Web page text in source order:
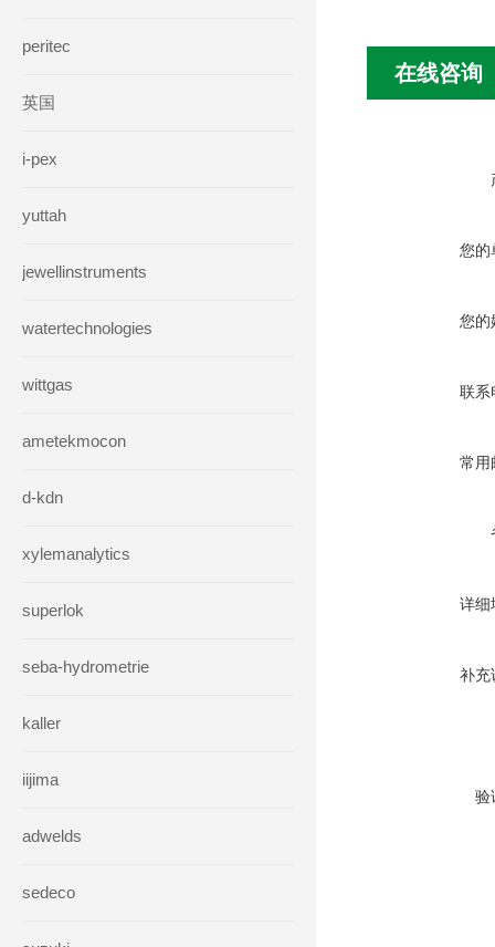
peritec
英国
i-pex
yuttah
jewellinstruments
watertechnologies
wittgas
ametekmocon
d-kdn
xylemanalytics
superlok
seba-hydrometrie
kaller
iijima
adwelds
sedeco
在线咨询
您的
您的
联系
常用
详细
补充
验